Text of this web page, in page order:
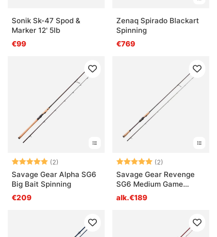
Sonik Sk-47 Spod &
Marker 12' 5lb
€99
Zenaq Spirado Blackart
Spinning
€769
Arvio: (2)
5.0 5:sta tähdestä
Savage Gear Alpha SG6
Big Bait Spinning
€209
Arvio: (2)
Savage Gear Revenge
SG6 Medium Game
Spinning
alk.€189